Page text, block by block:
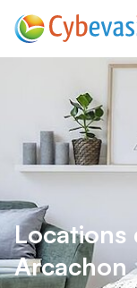
Locations
Arcachon